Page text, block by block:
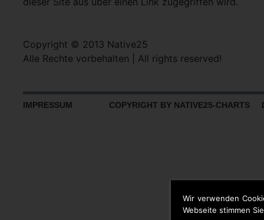
Wir verwenden
Webseite stimmen
Copyright © 2013 Native25
Alle Rechte vorbehalten | All rights reserved!
IMPRESSUM COPYRIGHT BY NATIVE25-CHARTS